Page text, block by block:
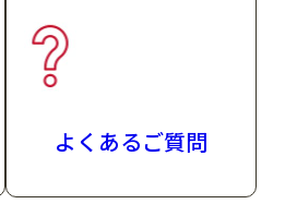
よくあるご質問